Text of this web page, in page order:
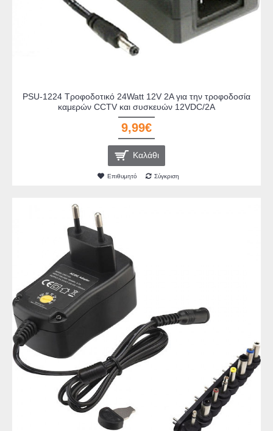
PSU-1224 Τροφοδοτικό 24Watt 12V 2A για την τροφοδοσία
καμερών CCTV και συσκευών 12VDC/2A
9,99€
Καλάθι
Επιθυμητό Σύγκριση